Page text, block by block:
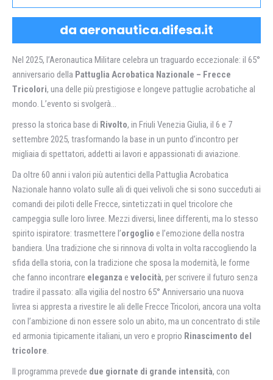
da aeronautica.difesa.it
Nel 2025, l’Aeronautica Militare celebra un traguardo eccezionale: il 65°
anniversario della Pattuglia Acrobatica Nazionale – Frecce
Tricolori, una delle più prestigiose e longeve pattuglie acrobatiche al
mondo. L’evento si svolgerà…
presso la storica base di Rivolto, in Friuli Venezia Giulia, il 6 e 7
settembre 2025, trasformando la base in un punto d’incontro per
migliaia di spettatori, addetti ai lavori e appassionati di aviazione.
Da oltre 60 anni i valori più autentici della Pattuglia Acrobatica
Nazionale hanno volato sulle ali di quei velivoli che si sono succeduti ai
comandi dei piloti delle Frecce, sintetizzati in quel tricolore che
campeggia sulle loro livree. Mezzi diversi, linee differenti, ma lo stesso
spirito ispiratore: trasmettere l’orgoglio e l’emozione della nostra
bandiera. Una tradizione che si rinnova di volta in volta raccogliendo la
sfida della storia, con la tradizione che sposa la modernità, le forme
che fanno incontrare eleganza e velocità, per scrivere il futuro senza
tradire il passato: alla vigilia del nostro 65° Anniversario una nuova
livrea si appresta a rivestire le ali delle Frecce Tricolori, ancora una volta
con l’ambizione di non essere solo un abito, ma un concentrato di stile
ed armonia tipicamente italiani, un vero e proprio Rinascimento del
tricolore.
Il programma prevede due giornate di grande intensità, con